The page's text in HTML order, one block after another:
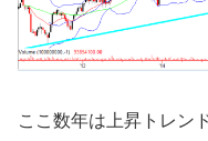
ここ数年は上昇トレン